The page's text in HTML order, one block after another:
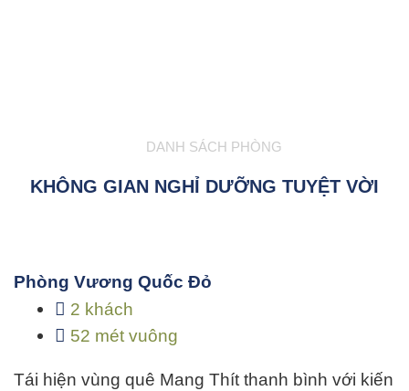
DANH SÁCH PHÒNG
KHÔNG GIAN NGHỈ DƯỠNG TUYỆT VỜI
Phòng Vương Quốc Đỏ
2 khách
52 mét vuông
Tái hiện vùng quê Mang Thít thanh bình với kiến